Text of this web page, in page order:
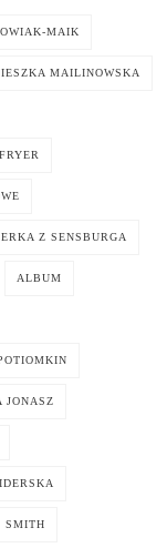
MAIK
MAILINOWSKA
Z SENSBURGA
ALBUM
JONASZ
SMITH